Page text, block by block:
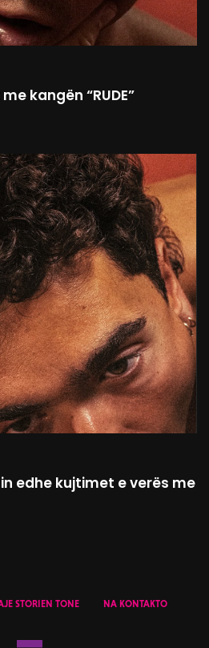
kangën “RUDE”
edhe kujtimet e verës me
STORIEN TONE NA KONTAKTO